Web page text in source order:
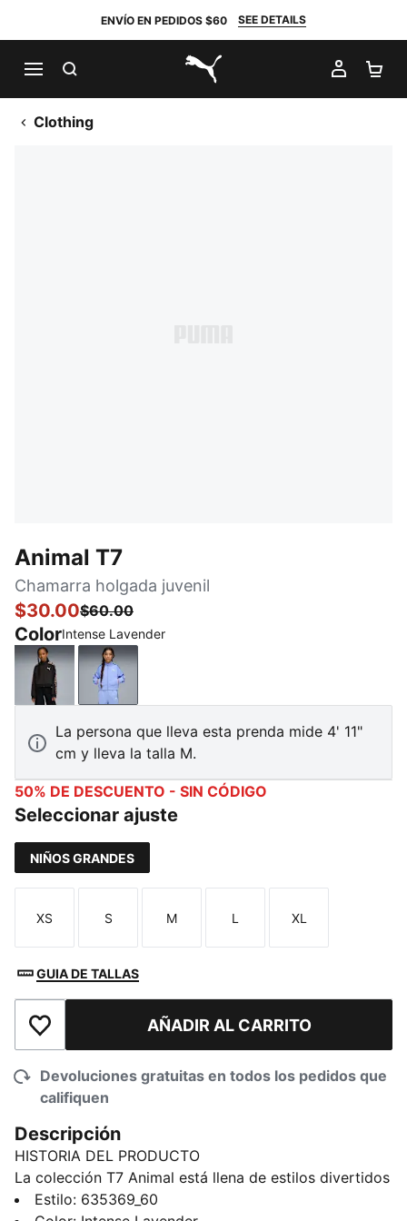
ENVÍO EN PEDIDOS $60 SEE DETAILS
PUMA.com
MI
Clothing
Animal T7
Chamarra holgada juvenil
$30.00$60.00
ColorIntense Lavender
PUMA BlackIntense Lavender
La persona que lleva esta prenda mide 4' 11"
cm y lleva la talla M.
50% DE DESCUENTO - SIN CÓDIGO
Seleccionar ajuste
NIÑOS GRANDES
Talla
XS
Talla
S
Talla
M
Talla
L
Talla
XL
GUIA DE TALLAS
Añadir a la lista de deseosAÑADIR AL CARRITO
Devoluciones gratuitas en todos los pedidos que
califiquen
Descripción
HISTORIA DEL PRODUCTO
La colección T7 Animal está llena de estilos divertidos
y cómodos para los más pequeños. Con estampados
Estilo: 635369_60